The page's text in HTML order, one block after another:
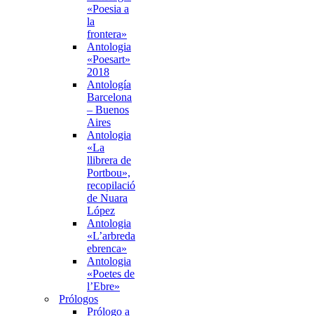
«Poesia a
la
frontera»
Antologia
«Poesart»
2018
Antología
Barcelona
– Buenos
Aires
Antologia
«La
llibrera de
Portbou»,
recopilació
de Nuara
López
Antologia
«L’arbreda
ebrenca»
Antologia
«Poetes de
l’Ebre»
Prólogos
Prólogo a